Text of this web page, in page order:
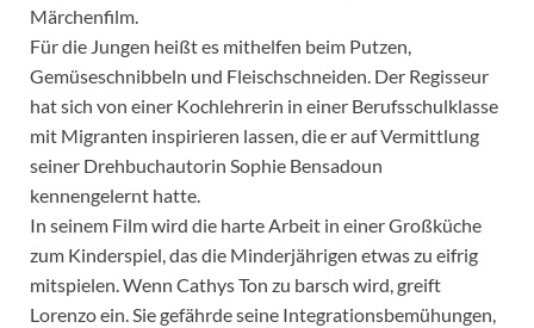
Märchenfilm.
Für die Jungen heißt es mithelfen beim Putzen,
Gemüseschnibbeln und Fleischschneiden. Der Regisseur
hat sich von einer Kochlehrerin in einer Berufsschulklasse
mit Migranten inspirieren lassen, die er auf Vermittlung
seiner Drehbuchautorin Sophie Bensadoun
kennengelernt hatte.
In seinem Film wird die harte Arbeit in einer Großküche
zum Kinderspiel, das die Minderjährigen etwas zu eifrig
mitspielen. Wenn Cathys Ton zu barsch wird, greift
Lorenzo ein. Sie gefährde seine Integrationsbemühungen,